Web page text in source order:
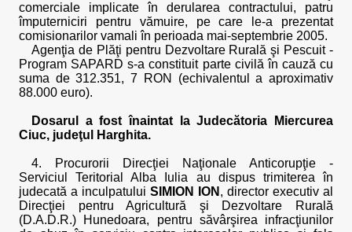
comerciale implicate în derularea contractului, patru
împuterniciri pentru vămuire, pe care le-a prezentat
comisionarilor vamali în perioada mai-septembrie 2005.
Agenţia de Plăţi pentru Dezvoltare Rurală şi Pescuit -
Program SAPARD s-a constituit parte civilă în cauză cu
suma de 312.351, 7 RON (echivalentul a aproximativ
88.000 euro).
Dosarul a fost înaintat la Judecătoria Miercurea
Ciuc, judeţul Harghita.
4. Procurorii Direcţiei Naţionale Anticorupţie -
Serviciul Teritorial Alba Iulia au dispus trimiterea în
judecată a inculpatului SIMION ION , director executiv al
Direcţiei pentru Agricultură şi Dezvoltare Rurală
(D.A.D.R.) Hunedoara, pentru săvârşirea infracţiunilor